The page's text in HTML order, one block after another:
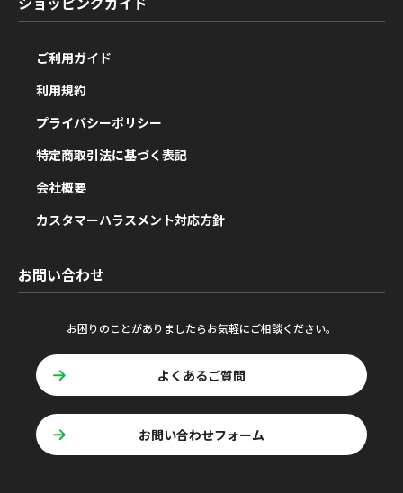
ご利用ガイド
利用規約
プライバシーポリシー
特定商取引法に基づく表記
会社概要
カスタマーハラスメント対応方針
お問い合わせ
お困りのことがありましたらお気軽にご相談ください。
よくあるご質問
お問い合わせフォーム